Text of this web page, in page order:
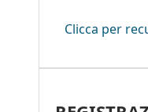
Clicca per